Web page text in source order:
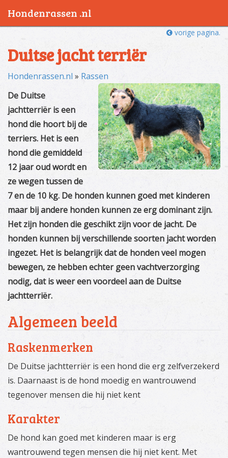
vorige pagina.
Duitse jacht terriër
Hondenrassen.nl » Rassen
De Duitse
jachtterriër is een
hond die hoort bij de
terriers. Het is een
hond die gemiddeld
12 jaar oud wordt en
ze wegen tussen de
7 en de 10 kg. De honden kunnen goed met kinderen
maar bij andere honden kunnen ze erg dominant zijn.
Het zijn honden die geschikt zijn voor de jacht. De
honden kunnen bij verschillende soorten jacht worden
ingezet. Het is belangrijk dat de honden veel mogen
bewegen, ze hebben echter geen vachtverzorging
nodig, dat is weer een voordeel aan de Duitse
jachtterriër.
Algemeen beeld
Raskenmerken
De Duitse jachtterriër is een hond die erg zelfverzekerd
is. Daarnaast is de hond moedig en wantrouwend
tegenover mensen die hij niet kent
Karakter
De hond kan goed met kinderen maar is erg
wantrouwend tegen mensen die hij niet kent. Met
Hondenrassen .nl